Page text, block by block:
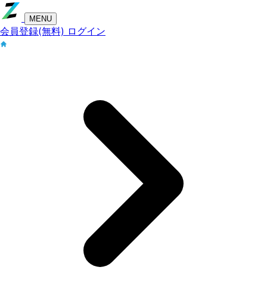
MENU
会員登録(無料) ログイン